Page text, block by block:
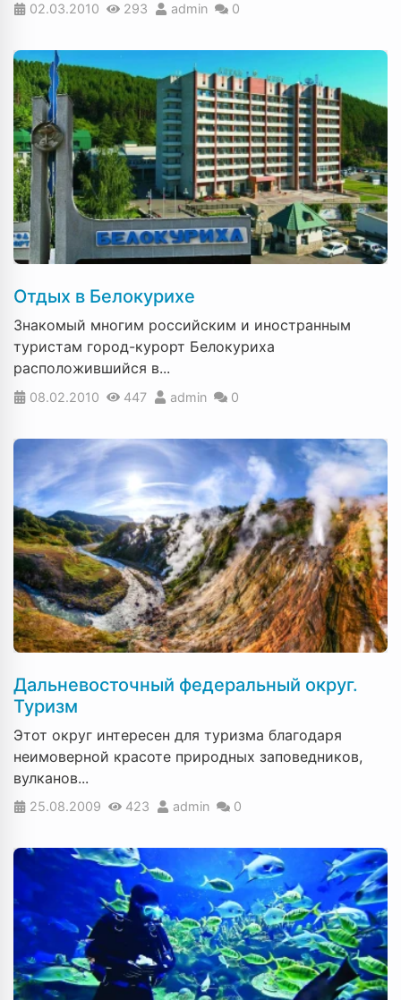
02.03.2010 293 admin 0
Отдых в Белокурихе
Знакомый многим российским и иностранным
туристам город-курорт Белокуриха
расположившийся в...
08.02.2010 447 admin 0
Дальневосточный федеральный округ.
Туризм
Этот округ интересен для туризма благодаря
неимоверной красоте природных заповедников,
вулканов...
25.08.2009 423 admin 0